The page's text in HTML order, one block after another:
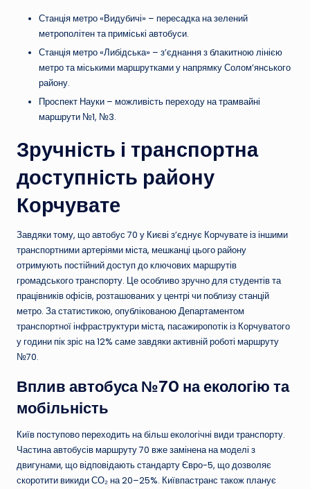
Станція метро «Видубичі» – пересадка на зелений
метрополітен та приміські автобуси.
Станція метро «Либідська» – з’єднання з блакитною лінією
метро та міськими маршрутками у напрямку Солом’янського
району.
Проспект Науки – можливість переходу на трамвайні
маршрути №1, №3.
Зручність і транспортна
доступність району
Корчувате
Завдяки тому, що автобус 70 у Києві з’єднує Корчувате із іншими
транспортними артеріями міста, мешканці цього району
отримують постійний доступ до ключових маршрутів
громадського транспорту. Це особливо зручно для студентів та
працівників офісів, розташованих у центрі чи поблизу станцій
метро. За статистикою, опублікованою Департаментом
транспортної інфраструктури міста, пасажиропотік із Корчуватого
у години пік зріс на 12% саме завдяки активній роботі маршруту
№70.
Вплив автобуса №70 на екологію та
мобільність
Київ поступово переходить на більш екологічні види транспорту.
Частина автобусів маршруту 70 вже замінена на моделі з
двигунами, що відповідають стандарту Євро-5, що дозволяє
скоротити викиди СО₂ на 20–25%. Київпастранс також планує